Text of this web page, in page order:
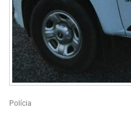
Polícia